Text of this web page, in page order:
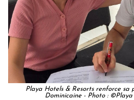
Playa Hotels & Resorts renforce sa
Dominicaine - Photo : ©Playa